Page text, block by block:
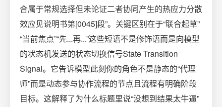
合属于常规选择但未论证二者协同产生的热应力分散
效应见说明书第[0045]段”。关键区别在于“联合起草”
“当前焦点”“先...再...”这些短语不是修饰语而是向模型
的状态机发送的状态切换信号State Transition
Signal。它告诉模型此刻你的角色不是静态的“代理
师”而是动态参与协作流程的节点且流程有明确阶段
目标。这解释了为什么标题里说“没想到结果太牛逼”